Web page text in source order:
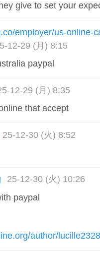
give to set your
employer/us-online-
12-29 (月) 8:15
paypal
12-29 (月) 8:35
that accept
25-12-30 (火) 8:52
25-12-30 (火) 10:26
paypal
author/